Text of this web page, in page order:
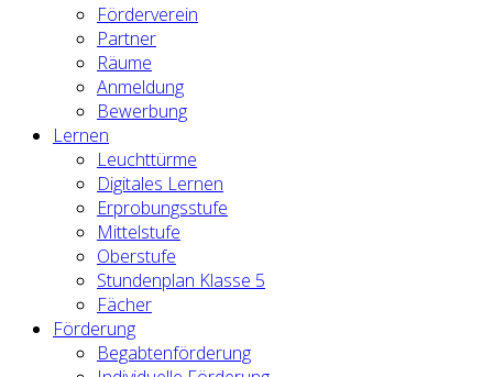
Förderverein
Partner
Räume
Anmeldung
Bewerbung
Lernen
Leuchttürme
Digitales Lernen
Erprobungsstufe
Mittelstufe
Oberstufe
Stundenplan Klasse 5
Fächer
Förderung
Begabtenförderung